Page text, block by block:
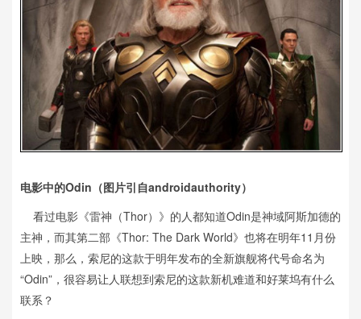
电影中的Odin（图片引自androidauthority）
看过电影《雷神（Thor）》的人都知道Odin是神域阿斯加德的
主神，而其第二部《Thor: The Dark World》也将在明年11月份
上映，那么，索尼的这款于明年发布的全新旗舰将代号命名为
“Odin”，很容易让人联想到索尼的这款新机难道和好莱坞有什么
联系？